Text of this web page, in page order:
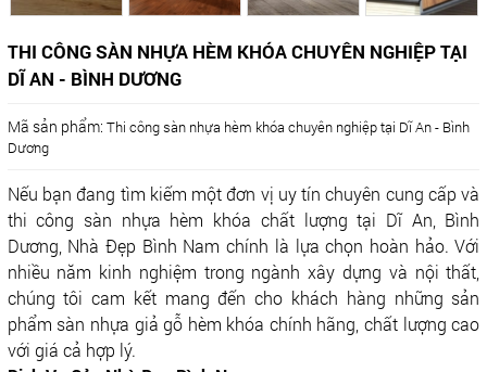
THI CÔNG SÀN NHỰA HÈM KHÓA CHUYÊN NGHIỆP TẠI
DĨ AN - BÌNH DƯƠNG
Mã sản phẩm: Thi công sàn nhựa hèm khóa chuyên nghiệp tại Dĩ An - Bình
Dương
Nếu bạn đang tìm kiếm một đơn vị uy tín chuyên cung cấp và
thi công sàn nhựa hèm khóa chất lượng tại Dĩ An, Bình
Dương, Nhà Đẹp Bình Nam chính là lựa chọn hoàn hảo. Với
nhiều năm kinh nghiệm trong ngành xây dựng và nội thất,
chúng tôi cam kết mang đến cho khách hàng những sản
phẩm sàn nhựa giả gỗ hèm khóa chính hãng, chất lượng cao
với giá cả hợp lý.